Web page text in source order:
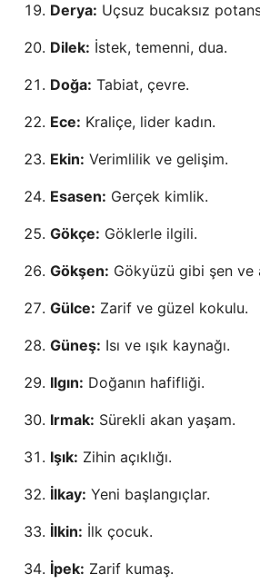
Derya: Uçsuz bucaksız
Dilek: İstek, temenni, dua.
Doğa: Tabiat, çevre.
Ece: Kraliçe, lider kadın.
Ekin: Verimlilik ve gelişim.
Esasen: Gerçek kimlik.
Gökçe: Göklerle ilgili.
Gökşen: Gökyüzü gibi şen ve
Gülce: Zarif ve güzel kokulu.
Güneş: Isı ve ışık kaynağı.
Ilgın: Doğanın hafifliği.
Irmak: Sürekli akan yaşam.
Işık: Zihin açıklığı.
İlkay: Yeni başlangıçlar.
İlkin: İlk çocuk.
İpek: Zarif kumaş.